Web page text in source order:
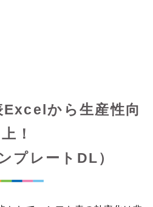
Excelから生産性向
上！
プレートDL）